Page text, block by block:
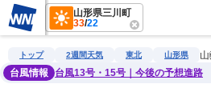
山形県三川町
33/22
雨雲レーダー 台風情報 地震情報
トップ 2週間天気 東北 山形県
台風情報
台風13号・15号｜今後の予想進路